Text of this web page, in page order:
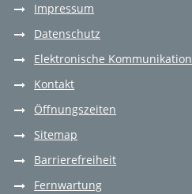
Impressum
Datenschutz
Elektronische Kommunikation
Kontakt
Öffnungszeiten
Sitemap
Barrierefreiheit
Fernwartung